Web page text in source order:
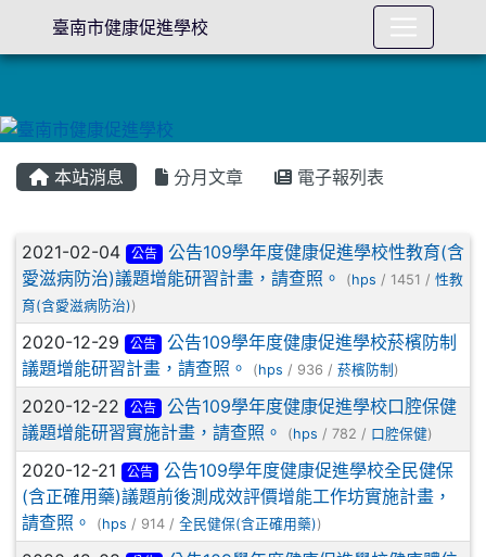
本站消息 分月文章 電子報列表
文章列表
2021-02-04 公告
公告109學年度健康促進學校性教育(含
愛滋病防治)議題增能研習計畫，請查照。
(hps / 1451 / 性教
育(含愛滋病防治))
2020-12-29 公告
公告109學年度健康促進學校菸檳防制
議題增能研習計畫，請查照。
(hps / 936 / 菸檳防制)
2020-12-22 公告
公告109學年度健康促進學校口腔保健
議題增能研習實施計畫，請查照。
(hps / 782 / 口腔保健)
2020-12-21 公告
公告109學年度健康促進學校全民健保
(含正確用藥)議題前後測成效評價增能工作坊實施計畫，
請查照。
(hps / 914 / 全民健保(含正確用藥))
臺南市健康促進學校